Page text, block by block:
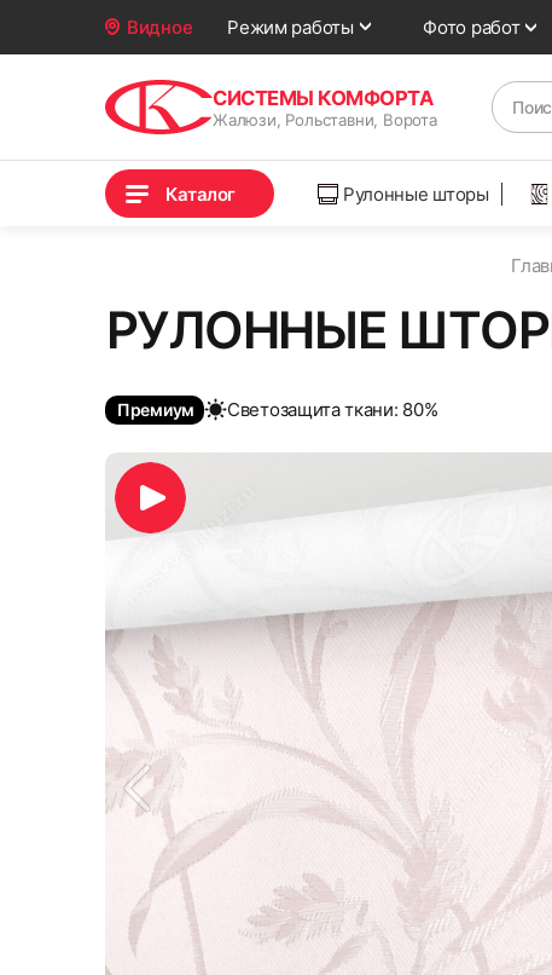
Видное Режим работы Фото работ
СИСТЕМЫ КОМФОРТА
Жалюзи, Рольставни, Ворота
Каталог Рулонные шторы
РУЛОННЫЕ
Премиум Cветозащита ткани: 80%